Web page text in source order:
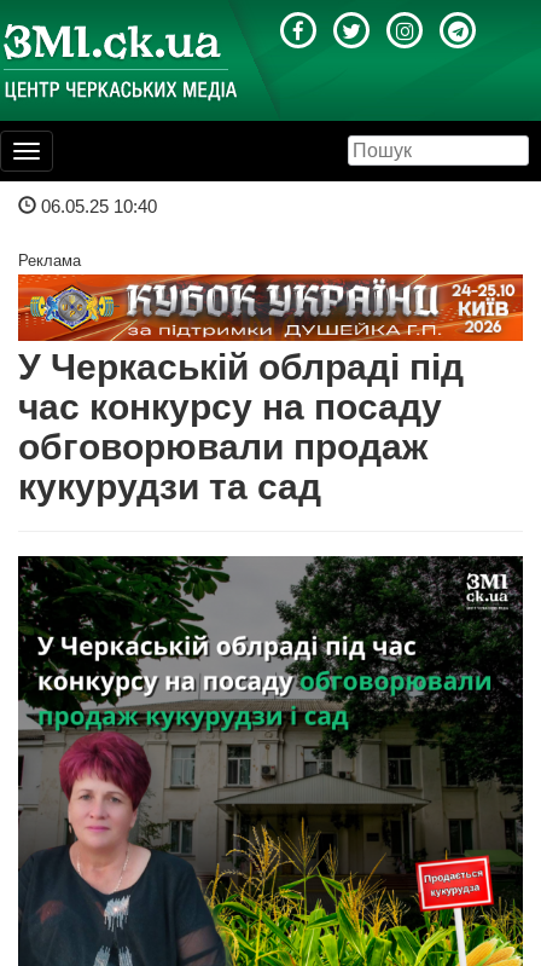
Toggle
navigation
06.05.25 10:40
Реклама
У Черкаській облраді під
час конкурсу на посаду
обговорювали продаж
кукурудзи та сад